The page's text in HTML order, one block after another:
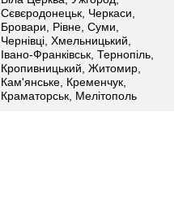
Сєвєродонецьк, Черкаси,
Бровари, Рівне, Суми,
Чернівці, Хмельницький,
Івано-Франківськ, Тернопіль,
Кропивницький, Житомир,
Кам'янське, Кременчук,
Краматорськ, Мелітополь